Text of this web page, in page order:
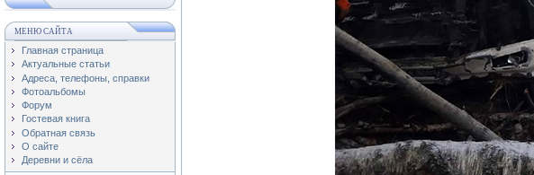
МЕНЮ САЙТА
Главная страница
Актуальные статьи
Адреса, телефоны, справки
Фотоальбомы
Форум
Гостевая книга
Обратная связь
О сайте
Деревни и сёла